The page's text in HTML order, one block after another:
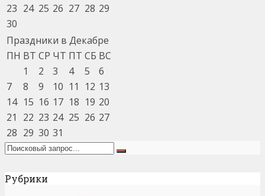
23 24 25 26 27 28 29
30
Праздники в Декабре
ПН ВТ СР ЧТ ПТ СБ ВС
1
2 3 4 5
6
7
8 9 10 11 12 13
14 15 16 17 18 19 20
21
22 23 24 25 26 27
28 29 30 31
Рубрики